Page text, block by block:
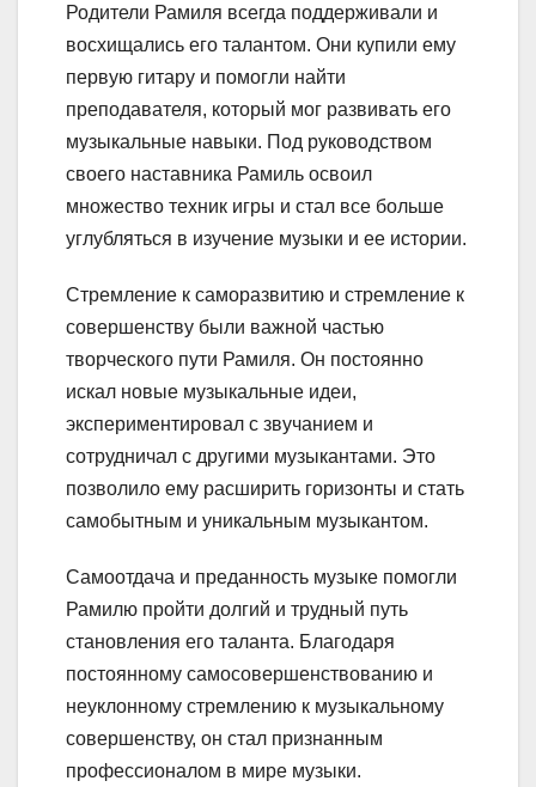
Родители Рамиля всегда поддерживали и
восхищались его талантом. Они купили ему
первую гитару и помогли найти
преподавателя, который мог развивать его
музыкальные навыки. Под руководством
своего наставника Рамиль освоил
множество техник игры и стал все больше
углубляться в изучение музыки и ее истории.
Стремление к саморазвитию и стремление к
совершенству были важной частью
творческого пути Рамиля. Он постоянно
искал новые музыкальные идеи,
экспериментировал с звучанием и
сотрудничал с другими музыкантами. Это
позволило ему расширить горизонты и стать
самобытным и уникальным музыкантом.
Самоотдача и преданность музыке помогли
Рамилю пройти долгий и трудный путь
становления его таланта. Благодаря
постоянному самосовершенствованию и
неуклонному стремлению к музыкальному
совершенству, он стал признанным
профессионалом в мире музыки.